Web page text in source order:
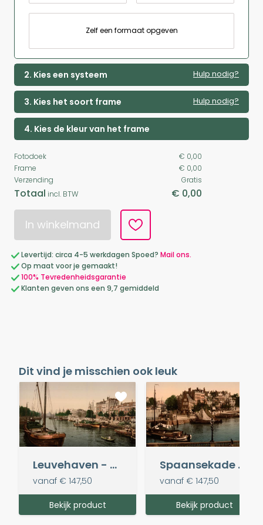
Zelf een formaat opgeven
2. Kies een systeem Hulp nodig?
3. Kies het soort frame Hulp nodig?
4. Kies de kleur van het frame
Fotodoek
€ 0,00
Frame
€ 0,00
Verzending
Gratis
Totaal incl. BTW € 0,00
In winkelmand
Levertijd: circa 4-5 werkdagen Spoed? Mail ons.
Op maat voor je gemaakt!
100% Tevredenheidsgarantie
Klanten geven ons een 9,7 gemiddeld
Dit vind je misschien ook leuk
Leuvehaven - Oud Rotterdam
vanaf € 147,50
Bekijk product
Spaansekade - Oud Rotterdam
vanaf € 147,50
Bekijk product